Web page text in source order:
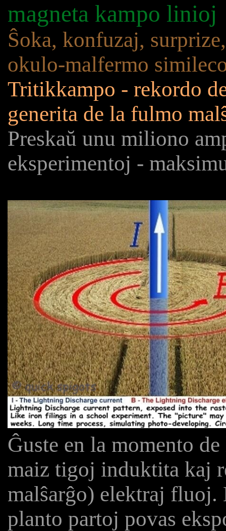
magneta kampo linioj
Ŝoka, konfuzaj,
okulo-malfermo
Tritikkampo - rekordo
generita de la fulmo
Preskaŭ unu miliono
eksperimentoj -
Ĝuste en la momento
maiz tigoj induktita kaj
malŝarĝo) elektraj
planto partoj povas